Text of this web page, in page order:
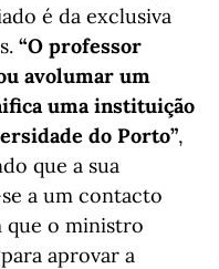
é da exclusiva
“O professor
avolumar um
uma instituição
do Porto”,
que a sua
a um contacto
o ministro
aprovar a